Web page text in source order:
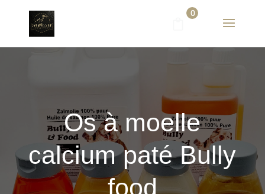
0
Os à moelle
calcium paté Bully
food